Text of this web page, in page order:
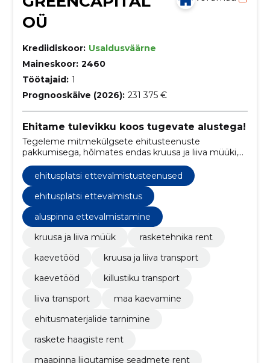
OÜ
Krediidiskoor: Usaldusväärne
Maineskoor: 2460
Töötajaid: 1
Prognooskäive (2026): 231 375 €
Ehitame tulevikku koos tugevate alustega!
Tegeleme mitmekülgsete ehitusteenuste
pakkumisega, hõlmates endas kruusa ja liiva müüki,
rasketehnika renti ning kaevetöid.
ehitusplatsi ettevalmistusteenused
ehitusplatsi ettevalmistus
aluspinna ettevalmistamine
kruusa ja liiva müük
rasketehnika rent
kaevetööd
kruusa ja liiva transport
kaevetööd
killustiku transport
liiva transport
maa kaevamine
ehitusmaterjalide tarnimine
raskete haagiste rent
maapinna liigutamise seadmete rent